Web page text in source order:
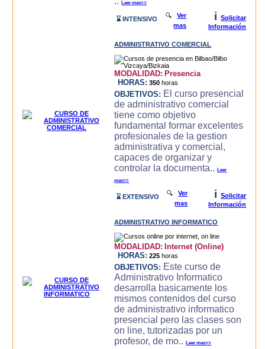
Leer mas>>
⌛ INTENSIVO 🔍Ver
mas
i
Solicitar
Información
ADMINISTRATIVO COMERCIAL
MODALIDAD: Presencia
HORAS: 350 horas
OBJETIVOS: El curso presencial
de administrativo comercial
tiene como objetivo
fundamental formar excelentes
profesionales de la gestion
administrativa y comercial,
capaces de organizar y
controlar la documenta..Leer
mas>>
⌛ EXTENSIVO 🔍Ver
mas
i
Solicitar
Información
ADMINISTRATIVO INFORMATICO
MODALIDAD: Internet (Online)
HORAS: 225 horas
OBJETIVOS: Este curso de
Administrativo Informatico
desarrolla basicamente los
mismos contenidos del curso
de administrativo informatico
presencial pero las clases son
on line, tutorizadas por un
profesor, de mo..Leer mas>>